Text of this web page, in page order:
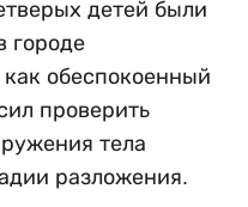
детей были
городе
обеспокоенный
проверить
тела
разложения.